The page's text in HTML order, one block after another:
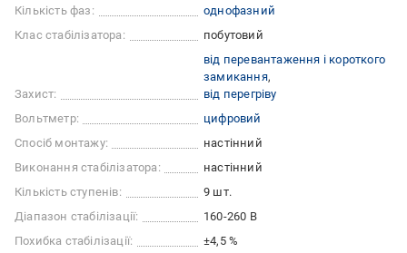
Кількість фаз:
однофазний
Клас стабілізатора:
побутовий
Захист:
від перевантаження і короткого
замикання
від перегріву
Вольтметр:
цифровий
Спосіб монтажу:
настінний
Виконання стабілізатора:
настінний
Кількість ступенів:
9 шт.
Діапазон стабілізації:
160-260 В
Похибка стабілізації:
±4,5 %